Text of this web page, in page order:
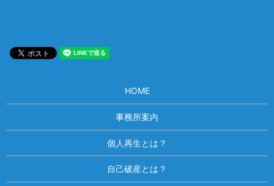
HOME
事務所案内
個人再生とは？
自己破産とは？